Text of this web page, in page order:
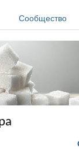
Сообщество